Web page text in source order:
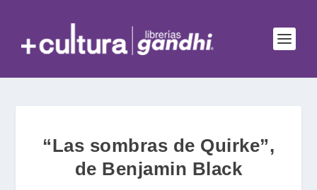
“Las sombras de Quirke”,
de Benjamin Black